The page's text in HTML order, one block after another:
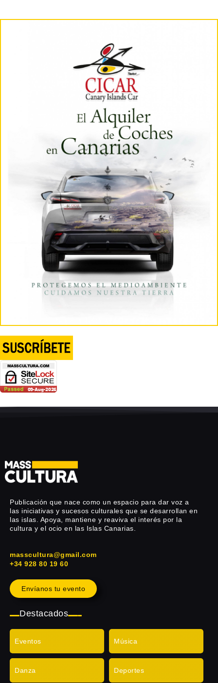
Publicación que nace como un espacio para dar voz a
las iniciativas y sucesos culturales que se desarrollan en
las islas. Apoya, mantiene y reaviva el interés por la
cultura y el ocio en las Islas Canarias.
masscultura@gmail.com
+34 928 80 19 60
Envíanos tu evento
Destacados
Eventos Música
Danza Deportes